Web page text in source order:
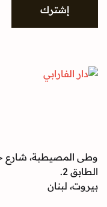
إشترك
وطى المصيطبة، شارع
الطابق 2.
بيروت، لبنان